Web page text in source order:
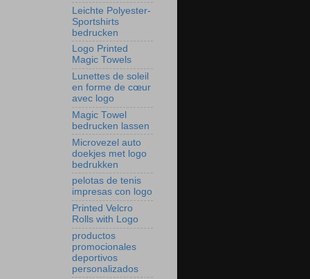
Leichte Polyester-
Sportshirts
bedrucken
Logo Printed
Magic Towels
Lunettes de soleil
en forme de cœur
avec logo
Magic Towel
bedrucken lassen
Microvezel auto
doekjes met logo
bedrukken
pelotas de tenis
impresas con logo
Printed Velcro
Rolls with Logo
productos
promocionales
deportivos
personalizados